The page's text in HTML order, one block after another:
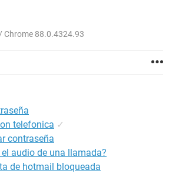
Chrome 88.0.4324.93
telefonica ✓
contraseña
audio de una llamada?
de hotmail bloqueada